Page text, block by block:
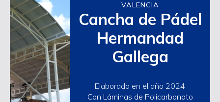
VALENCIA
Cancha de Pádel
Hermandad
Gallega
Elaborada en el año 2024
Con Láminas de Policarbonato